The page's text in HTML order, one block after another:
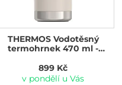
THERMOS Vodotěsný
termohrnek 470 ml -
899 Kč
v pondělí u Vás